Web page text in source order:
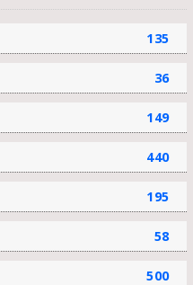
135
36
149
440
195
58
500